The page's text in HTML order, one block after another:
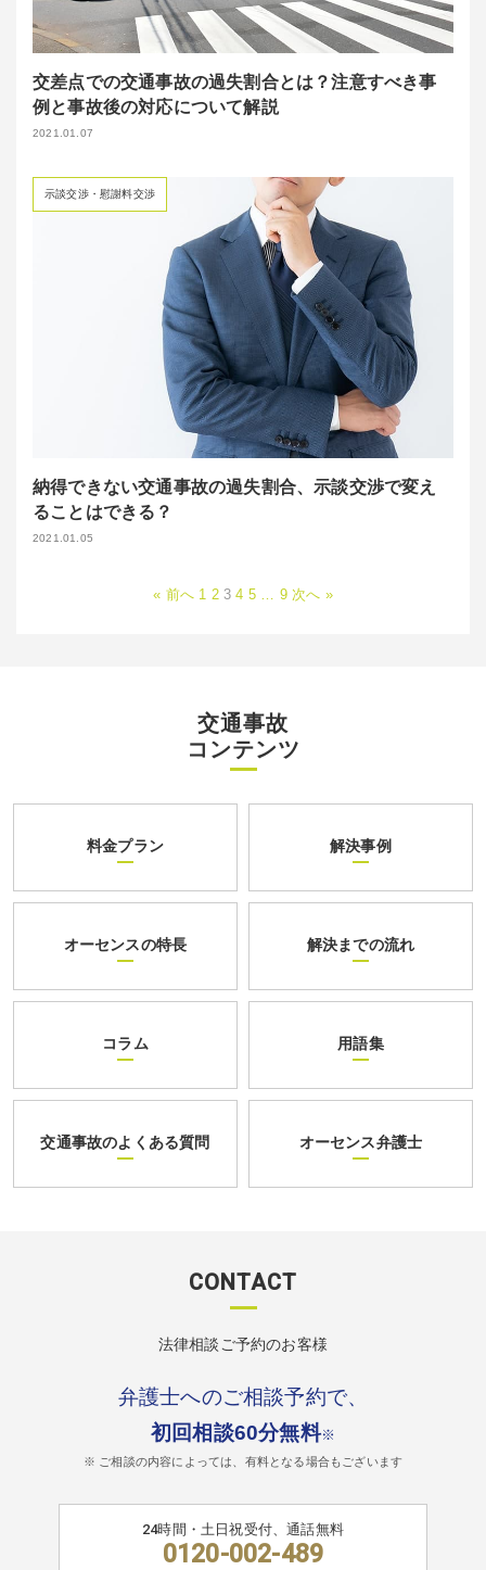
交差点での交通事故の過失割合とは？注意すべき事
例と事故後の対応について解説
2021.01.07
示談交渉・慰謝料交渉
納得できない交通事故の過失割合、示談交渉で変え
ることはできる？
2021.01.05
« 前へ 1 2 3 4 5 9 次へ »
交通事故
コンテンツ
料金プラン 解決事例
オーセンスの特長 解決までの流れ
コラム 用語集
交通事故のよくある質問 オーセンス弁護士
CONTACT
法律相談ご予約のお客様
弁護士へのご相談予約で、
初回相談60分無料※
※ ご相談の内容によっては、有料となる場合もございます
24時間・土日祝受付、通話無料
0120-002-489